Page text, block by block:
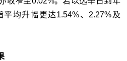
均升幅更达1.54%、2.27%及